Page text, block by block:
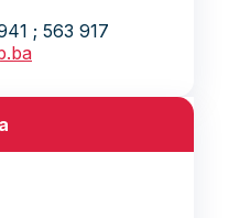
; 563 917